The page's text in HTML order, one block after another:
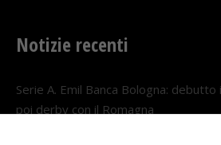
Notizie recenti
Serie A. Emil Banca Bologna: debutto
poi derby con il Romagna